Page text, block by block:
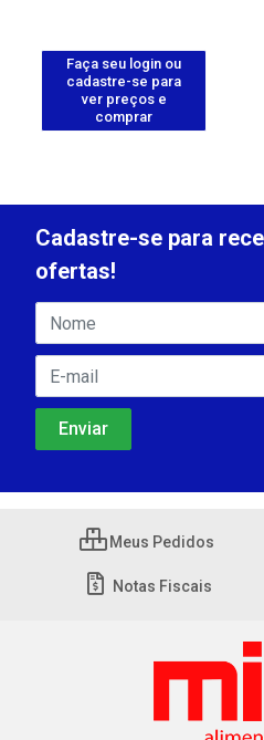
Faça seu login ou
cadastre-se para
ver preços e
comprar
Cadastre-se para
ofertas!
Meus Pedidos
Notas Fiscais